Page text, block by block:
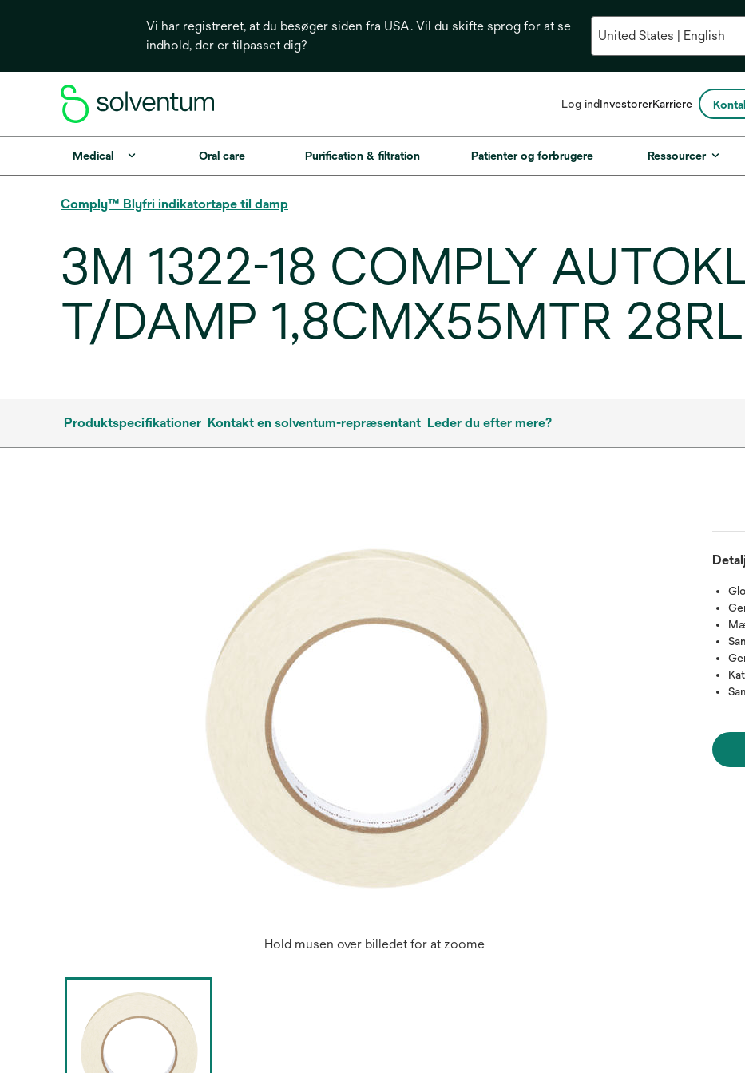
Vi har registreret, at du besøger siden fra USA. Vil du skifte sprog for at se
indhold, der er tilpasset dig?
Log indInvestoreropens
a
new
Karriere
Medical Oral care Purification & filtration Patienter og forbrugere Ressourcer
Comply™ Blyfri indikatortape til damp
3M 1322-18 COMPLY
T/DAMP 1,8CMX55MTR
Produktspecifikationer Kontakt en solventum-repræsentant Leder du efter mere?
Hold musen over billedet for at zoome